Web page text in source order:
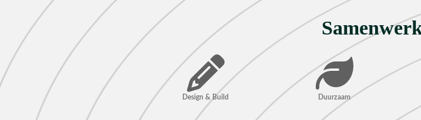
Design & Build Duurzaam